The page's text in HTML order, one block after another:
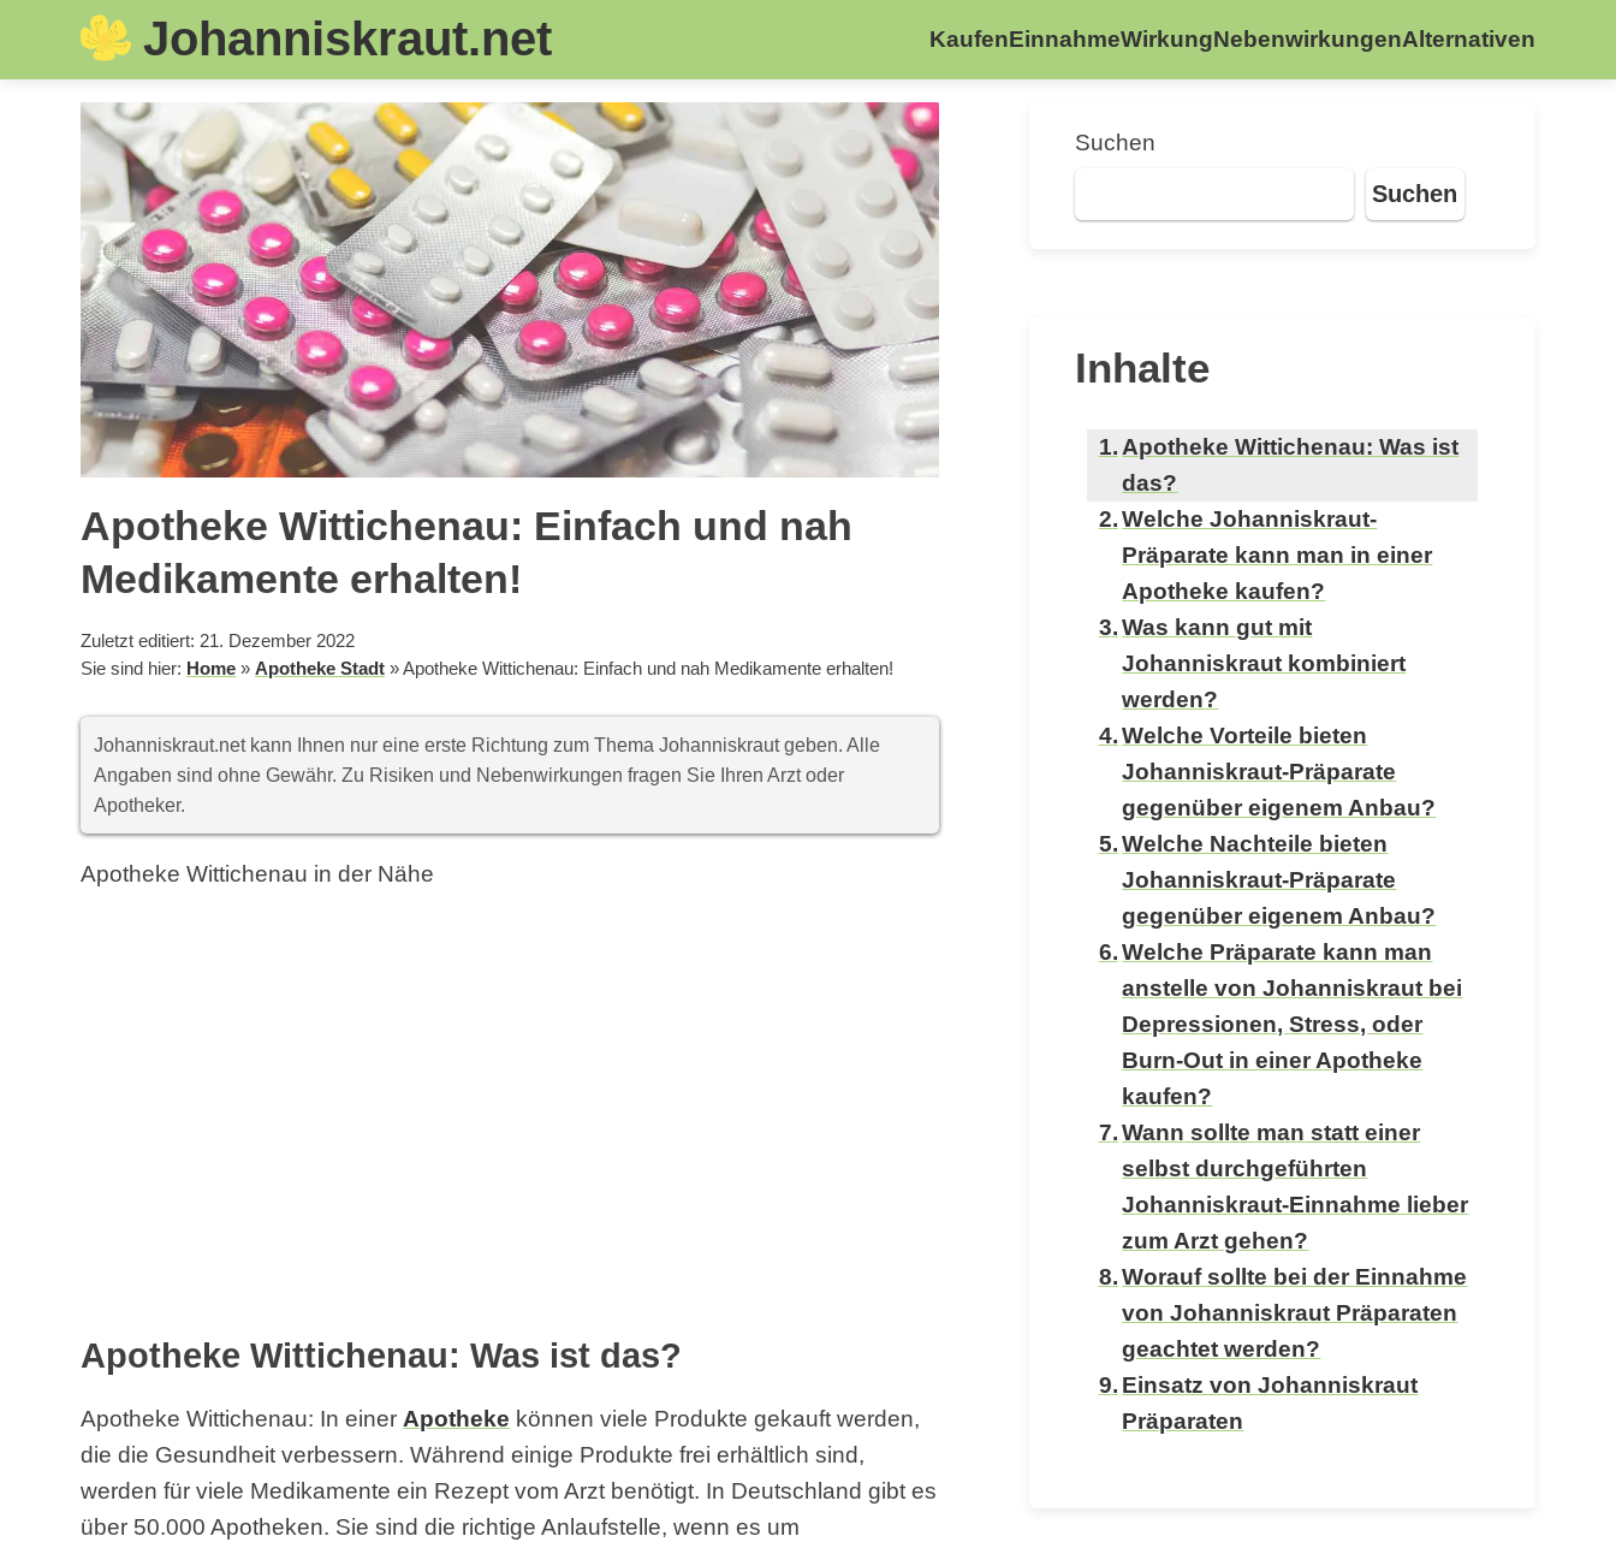
content
Johanniskraut.net KaufenEinnahmeWirkungNebenwirkungenAlternativen
Apotheke Wittichenau: Einfach und nah
Medikamente erhalten!
Zuletzt editiert: 21. Dezember 2022
Sie sind hier: Home »Apotheke Stadt »Apotheke Wittichenau: Einfach und nah Medikamente erhalten!
Johanniskraut.net kann Ihnen nur eine erste Richtung zum Thema Johanniskraut geben. Alle
Angaben sind ohne Gewähr. Zu Risiken und Nebenwirkungen fragen Sie Ihren Arzt oder
Apotheker.
Apotheke Wittichenau in der Nähe
Apotheke Wittichenau: Was ist das?
Apotheke Wittichenau: In einer Apotheke können viele Produkte gekauft werden,
die die Gesundheit verbessern. Während einige Produkte frei erhältlich sind,
werden für viele Medikamente ein Rezept vom Arzt benötigt. In Deutschland gibt es
über 50.000 Apotheken. Sie sind die richtige Anlaufstelle, wenn es um
Suchen
Suchen
Inhalte
Apotheke Wittichenau: Was ist
das?
Welche Johanniskraut-
Präparate kann man in einer
Apotheke kaufen?
Was kann gut mit
Johanniskraut kombiniert
werden?
Welche Vorteile bieten
Johanniskraut-Präparate
gegenüber eigenem Anbau?
Welche Nachteile bieten
Johanniskraut-Präparate
gegenüber eigenem Anbau?
Welche Präparate kann man
anstelle von Johanniskraut bei
Depressionen, Stress, oder
Burn-Out in einer Apotheke
kaufen?
Wann sollte man statt einer
selbst durchgeführten
Johanniskraut-Einnahme lieber
zum Arzt gehen?
Worauf sollte bei der Einnahme
von Johanniskraut Präparaten
geachtet werden?
Einsatz von Johanniskraut
Präparaten